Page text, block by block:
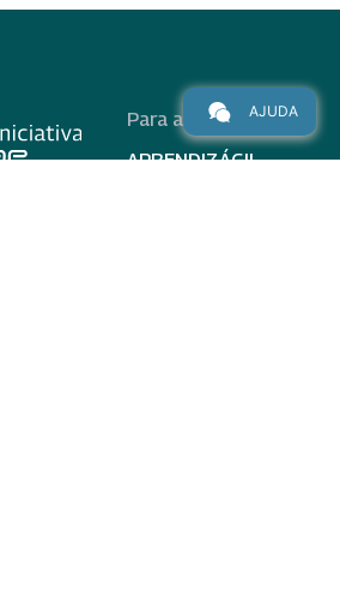
Para alunos
APRENDIZÁGIL
AJUDA